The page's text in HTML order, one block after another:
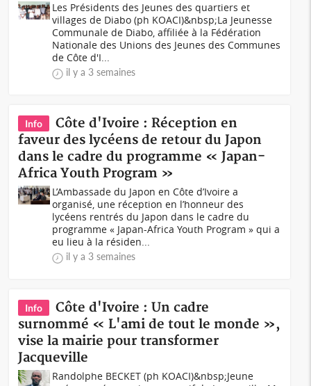
Les Présidents des Jeunes des quartiers et
villages de Diabo (ph KOACI)&nbsp;La Jeunesse
Communale de Diabo, affiliée à la Fédération
Nationale des Unions des Jeunes des Communes
de Côte d'I...
il y a 3 semaines
Info
Côte d'Ivoire : Réception en
faveur des lycéens de retour du Japon
dans le cadre du programme « Japan-
Africa Youth Program »
L’Ambassade du Japon en Côte d’Ivoire a
organisé, une réception en l’honneur des
lycéens rentrés du Japon dans le cadre du
programme « Japan-Africa Youth Program » qui a
eu lieu à la résiden...
il y a 3 semaines
Info
Côte d'Ivoire : Un cadre
surnommé « L'ami de tout le monde »,
vise la mairie pour transformer
Jacqueville
Randolphe BECKET (ph KOACI)&nbsp;Jeune